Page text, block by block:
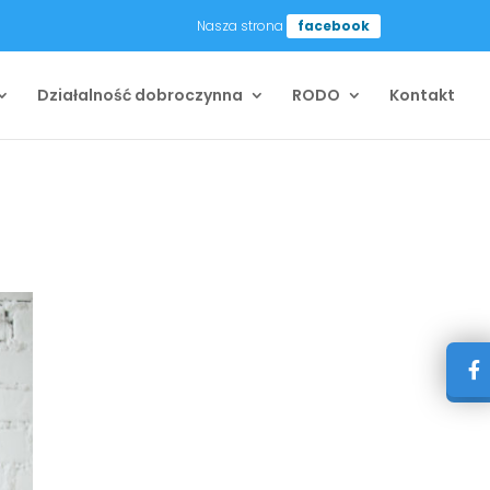
Nasza strona facebook
Działalność dobroczynna RODO Kontakt